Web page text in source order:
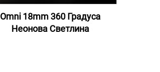
Omni 18mm 360 Градуса
Неонова Светлина